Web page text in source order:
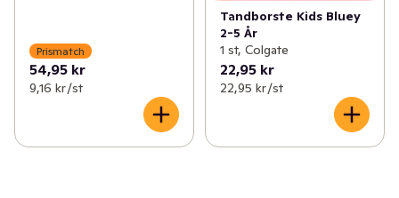
Prismatch
54,95 kr
9,16 kr /st
Tandborste Kids Bluey
2-5 År
1 st, Colgate
22,95 kr
22,95 kr /st